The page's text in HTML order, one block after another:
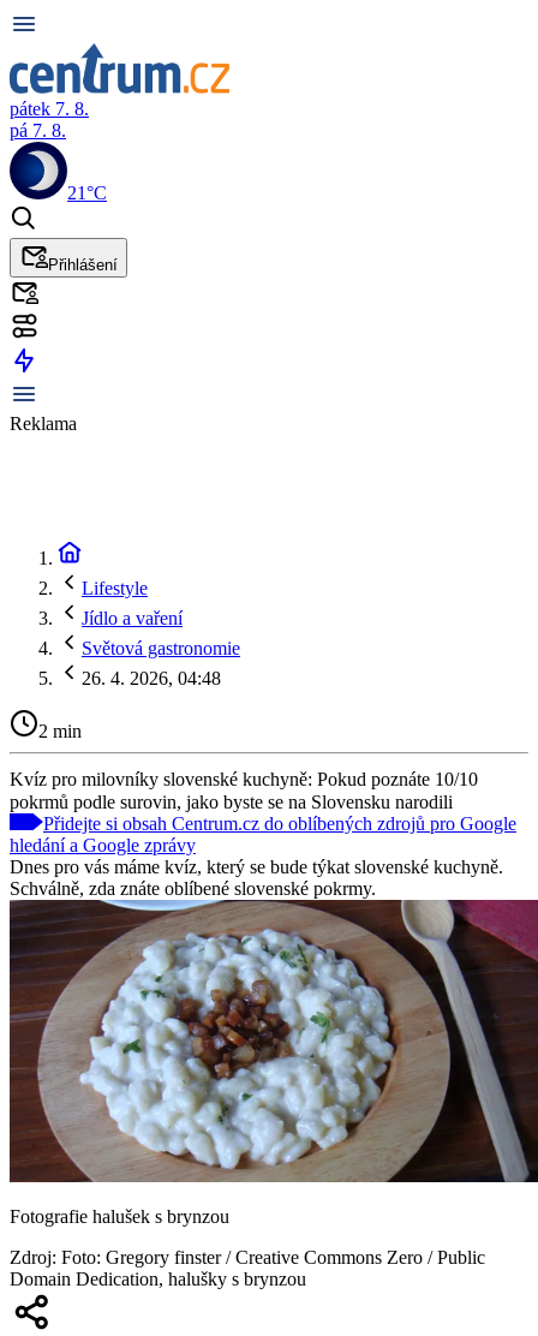
pátek 7. 8.
pá 7. 8.
21°C
Přihlášení
Reklama
Lifestyle
Jídlo a vaření
Světová gastronomie
26. 4. 2026, 04:48
2 min
Kvíz pro milovníky slovenské kuchyně: Pokud poznáte 10/10
pokrmů podle surovin, jako byste se na Slovensku narodili
Přidejte si obsah Centrum.cz do oblíbených zdrojů pro Google
hledání a Google zprávy
Dnes pro vás máme kvíz, který se bude týkat slovenské kuchyně.
Schválně, zda znáte oblíbené slovenské pokrmy.
Fotografie halušek s brynzou
Zdroj: Foto: Gregory finster / Creative Commons Zero / Public
Domain Dedication, halušky s brynzou